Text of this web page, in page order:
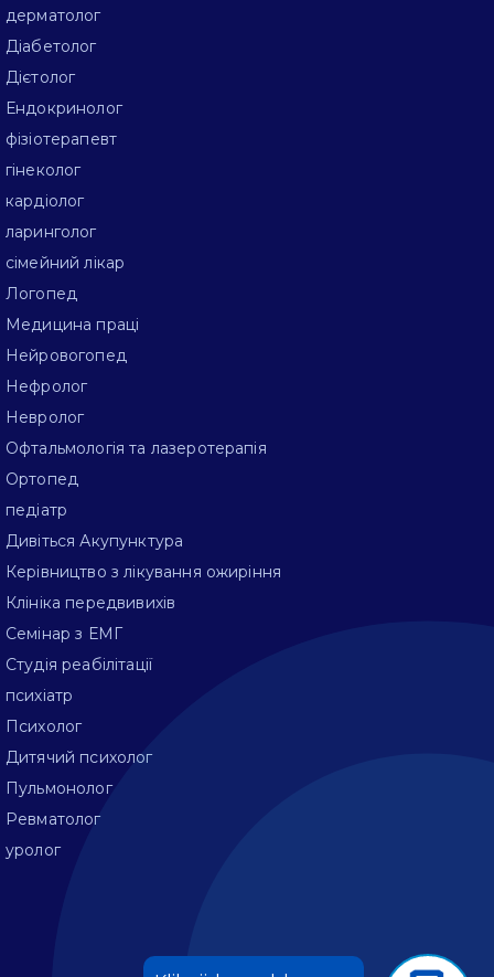
дерматолог
Діабетолог
Дієтолог
Ендокринолог
фізіотерапевт
гінеколог
кардіолог
ларинголог
сімейний лікар
Логопед
Медицина праці
Нейровогопед
Нефролог
Невролог
Офтальмологія та лазеротерапія
Ортопед
педіатр
Дивіться Акупунктура
Керівництво з лікування ожиріння
Клініка передвивихів
Семінар з ЕМГ
Студія реабілітації
психіатр
Психолог
Дитячий психолог
Пульмонолог
Ревматолог
уролог